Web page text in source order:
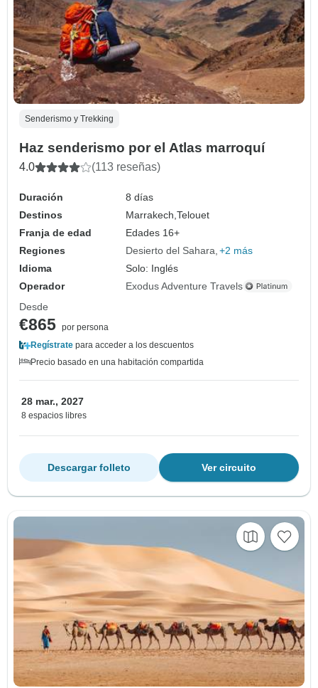
Senderismo y Trekking
Haz senderismo por el Atlas marroquí
4.0 (113 reseñas)
Duración
8 días
Destinos
Marrakech,Telouet
Franja de edad
Edades 16+
Regiones
Desierto del Sahara +2 más
Idioma
Solo: Inglés
Operador
Exodus Adventure Travels
Desde
€865 por persona
Regístrate para acceder a los descuentos
Precio basado en una habitación compartida
28 mar., 2027
8 espacios libres
Ver circuito
Descargar folleto